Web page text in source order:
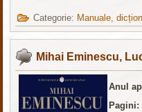
Categorie: Manuale,
Mihai Eminescu,
Anul
Pagini: